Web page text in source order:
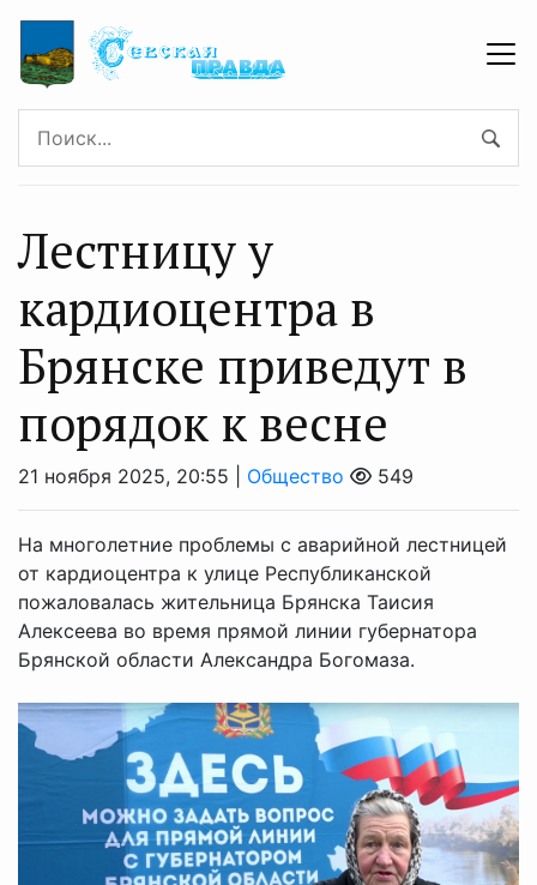
Лестницу у
кардиоцентра в
Брянске приведут в
порядок к весне
21 ноября 2025, 20:55 | Общество 549
На многолетние проблемы с аварийной лестницей
от кардиоцентра к улице Республиканской
пожаловалась жительница Брянска Таисия
Алексеева во время прямой линии губернатора
Брянской области Александра Богомаза.